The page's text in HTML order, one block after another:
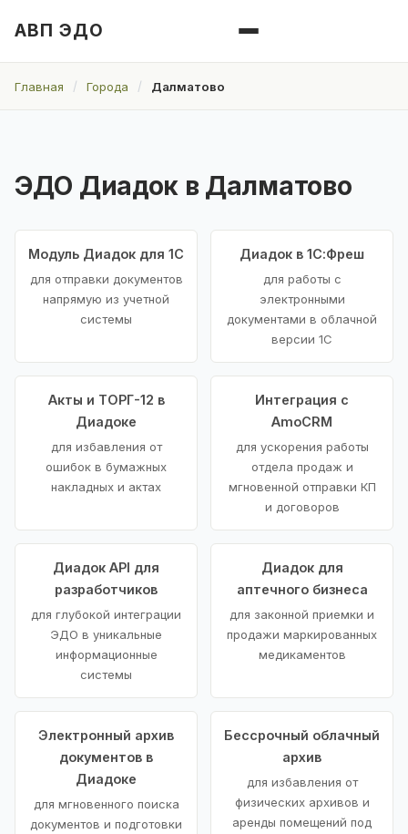
АВП ЭДО
Главная Города Далматово
ЭДО Диадок в Далматово
Модуль Диадок для 1С
для отправки документов
напрямую из учетной
системы
Диадок в 1С:Фреш
для работы с
электронными
документами в облачной
версии 1С
Акты и ТОРГ-12 в
Диадоке
для избавления от
ошибок в бумажных
накладных и актах
Интеграция с
AmoCRM
для ускорения работы
отдела продаж и
мгновенной отправки КП
и договоров
Диадок API для
разработчиков
для глубокой интеграции
ЭДО в уникальные
информационные
системы
Диадок для
аптечного бизнеса
для законной приемки и
продажи маркированных
медикаментов
Электронный архив
документов в
Диадоке
для мгновенного поиска
документов и подготовки
Бессрочный облачный
архив
для избавления от
физических архивов и
аренды помещений под